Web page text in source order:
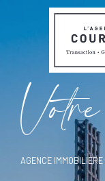
Votre
AGENCE